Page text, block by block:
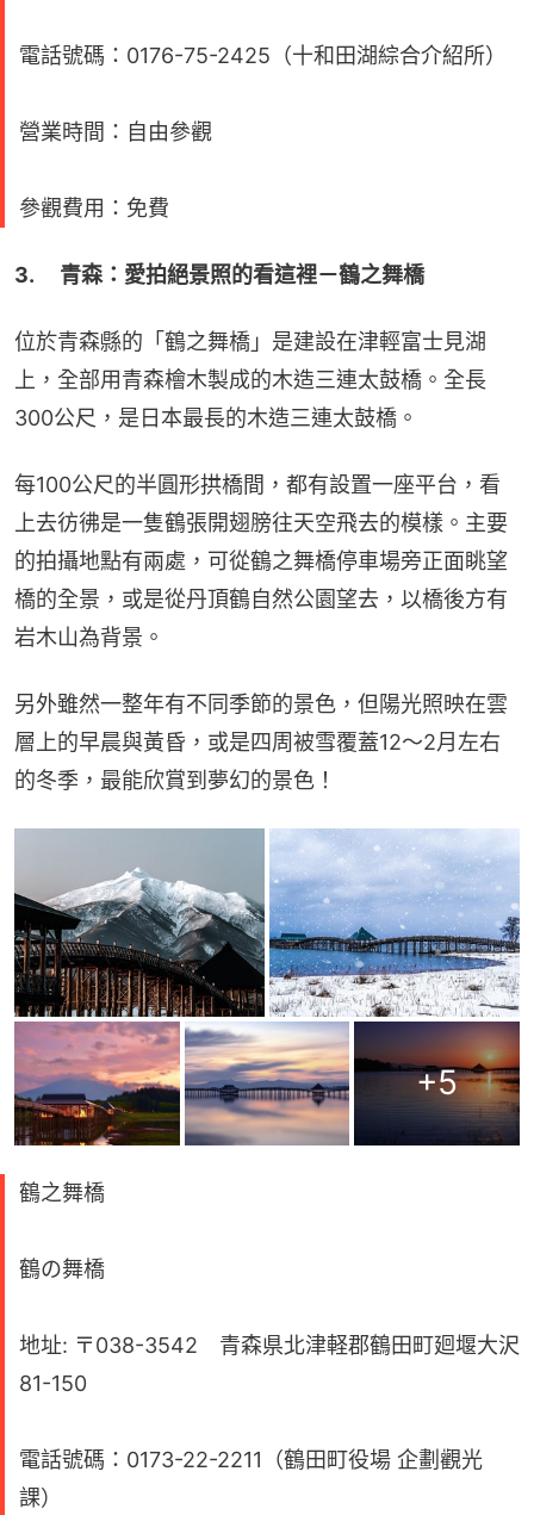
電話號碼：0176-75-2425（十和田湖綜合介紹所）
營業時間：自由參觀
參觀費用：免費
3. 　青森：愛拍絕景照的看這裡－鶴之舞橋
位於青森縣的「鶴之舞橋」是建設在津輕富士見湖
上，全部用青森檜木製成的木造三連太鼓橋。全長
300公尺，是日本最長的木造三連太鼓橋。
每100公尺的半圓形拱橋間，都有設置一座平台，看
上去彷彿是一隻鶴張開翅膀往天空飛去的模樣。主要
的拍攝地點有兩處，可從鶴之舞橋停車場旁正面眺望
橋的全景，或是從丹頂鶴自然公園望去，以橋後方有
岩木山為背景。
另外雖然一整年有不同季節的景色，但陽光照映在雲
層上的早晨與黃昏，或是四周被雪覆蓋12～2月左右
的冬季，最能欣賞到夢幻的景色！
+5
鶴之舞橋
鶴の舞橋
地址: 〒038-3542 青森県北津軽郡鶴田町廻堰大沢
81-150
電話號碼：0173-22-2211（鶴田町役場 企劃觀光
課）